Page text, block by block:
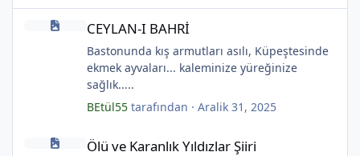
CEYLAN-I BAHRİ
Bastonunda kış armutları asılı, Küpeştesinde
ekmek ayvaları... kaleminize yüreğinize
sağlık.....
BEtül55tarafından · Aralik 31, 2025
Ölü ve Karanlık Yıldızlar Şiiri